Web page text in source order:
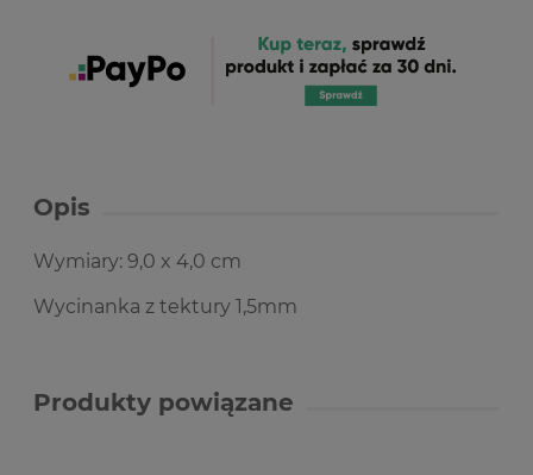
Opis
Wymiary: 9,0 x 4,0 cm
Wycinanka z tektury 1,5mm
Produkty powiązane